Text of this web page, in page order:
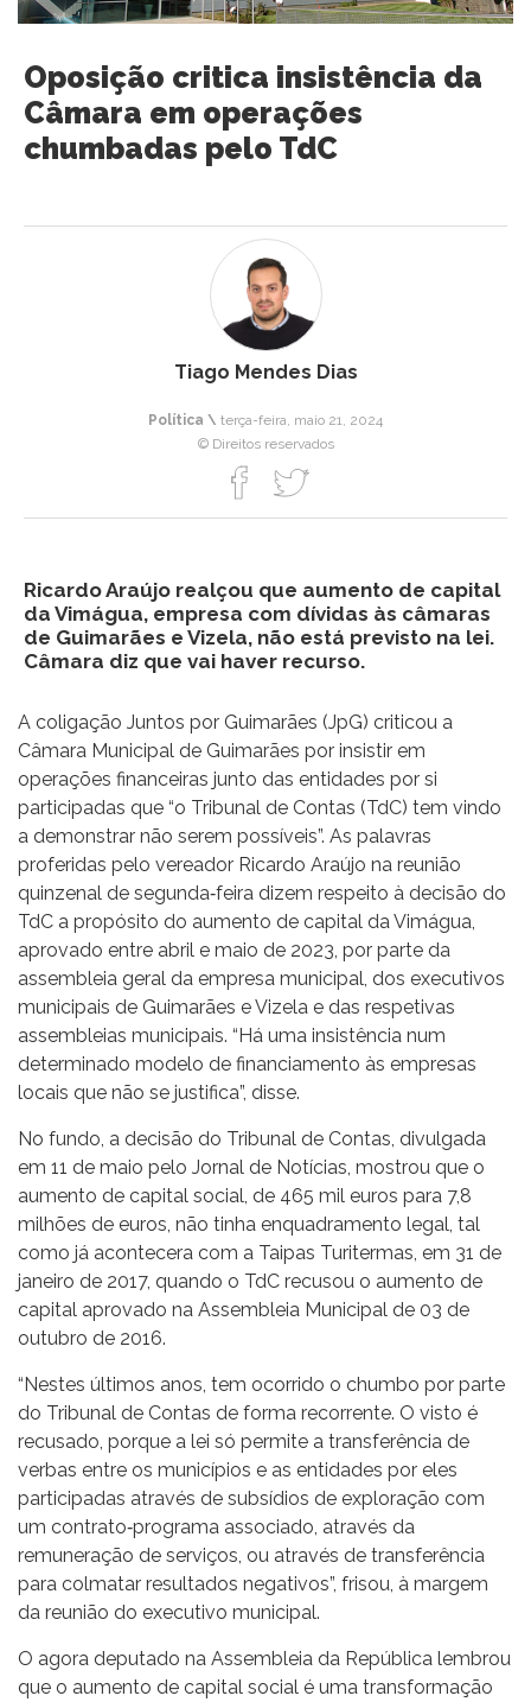
Oposição critica insistência da
Câmara em operações
chumbadas pelo TdC
Tiago Mendes Dias
Política \ terça-feira, maio 21, 2024
© Direitos reservados
Ricardo Araújo realçou que aumento de capital
da Vimágua, empresa com dívidas às câmaras
de Guimarães e Vizela, não está previsto na lei.
Câmara diz que vai haver recurso.
A coligação Juntos por Guimarães (JpG) criticou a
Câmara Municipal de Guimarães por insistir em
operações financeiras junto das entidades por si
participadas que “o Tribunal de Contas (TdC) tem vindo
a demonstrar não serem possíveis”. As palavras
proferidas pelo vereador Ricardo Araújo na reunião
quinzenal de segunda‐feira dizem respeito à decisão do
TdC a propósito do aumento de capital da Vimágua,
aprovado entre abril e maio de 2023, por parte da
assembleia geral da empresa municipal, dos executivos
municipais de Guimarães e Vizela e das respetivas
assembleias municipais. “Há uma insistência num
determinado modelo de financiamento às empresas
locais que não se justifica”, disse.
No fundo, a decisão do Tribunal de Contas, divulgada
em 11 de maio pelo Jornal de Notícias, mostrou que o
aumento de capital social, de 465 mil euros para 7,8
milhões de euros, não tinha enquadramento legal, tal
como já acontecera com a Taipas Turitermas, em 31 de
janeiro de 2017, quando o TdC recusou o aumento de
capital aprovado na Assembleia Municipal de 03 de
outubro de 2016.
“Nestes últimos anos, tem ocorrido o chumbo por parte
do Tribunal de Contas de forma recorrente. O visto é
recusado, porque a lei só permite a transferência de
verbas entre os municípios e as entidades por eles
participadas através de subsídios de exploração com
um contrato‐programa associado, através da
remuneração de serviços, ou através de transferência
para colmatar resultados negativos”, frisou, à margem
da reunião do executivo municipal.
O agora deputado na Assembleia da República lembrou
que o aumento de capital social é uma transformação